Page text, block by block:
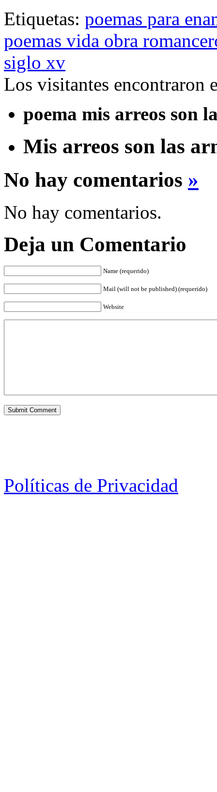
Etiquetas: poemas para
poemas vida obra
siglo xv
Los visitantes encontraron
poema mis arreos son
Mis arreos son las
No hay comentarios »
No hay comentarios.
Deja un Comentario
Name (requerido)
Mail (will not be published) (requerido)
Website
Políticas de Privacidad